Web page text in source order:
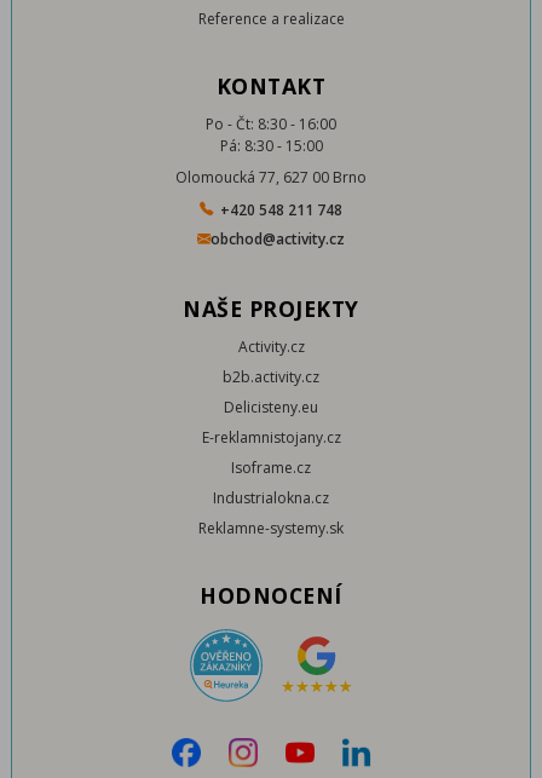
Reference a realizace
KONTAKT
Po - Čt: 8:30 - 16:00
Pá: 8:30 - 15:00
Olomoucká 77, 627 00 Brno
+420 548 211 748
obchod@activity.cz
NAŠE PROJEKTY
Activity.cz
b2b.activity.cz
Delicisteny.eu
E-reklamnistojany.cz
Isoframe.cz
Industrialokna.cz
Reklamne-systemy.sk
HODNOCENÍ